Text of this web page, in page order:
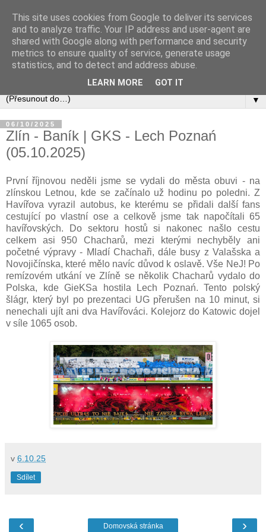
▼
06/10/2025
Zlín - Baník | GKS - Lech Poznań
(05.10.2025)
První říjnovou neděli jsme se vydali do města obuvi - na
zlínskou Letnou, kde se začínalo už hodinu po poledni. Z
Havířova vyrazil autobus, ke kterému se přidali další fans
cestující po vlastní ose a celkově jsme tak napočítali 65
havířovských. Do sektoru hostů si nakonec našlo cestu
celkem asi 950 Chacharů, mezi kterými nechyběly ani
početné výpravy - Mladí Chachaři, dále busy z Valašska a
Novojičínska, které mělo navíc důvod k oslavě. Vše NeJ! Po
remízovém utkání ve Zlíně se několik Chacharů vydalo do
Polska, kde GieKSa hostila Lech Poznań. Tento polský
šlágr, který byl po prezentaci UG přerušen na 10 minut, si
nenechali ujít ani dva Havířováci. Kolejorz do Katowic dojel
v síle 1065 osob.
v 6.10.25
Sdílet
‹ ›
Domovská stránka
This site uses cookies from Google to deliver its services
and to analyze traffic. Your IP address and user-agent are
shared with Google along with performance and security
metrics to ensure quality of service, generate usage
statistics, and to detect and address abuse.
LEARN MORE GOT IT